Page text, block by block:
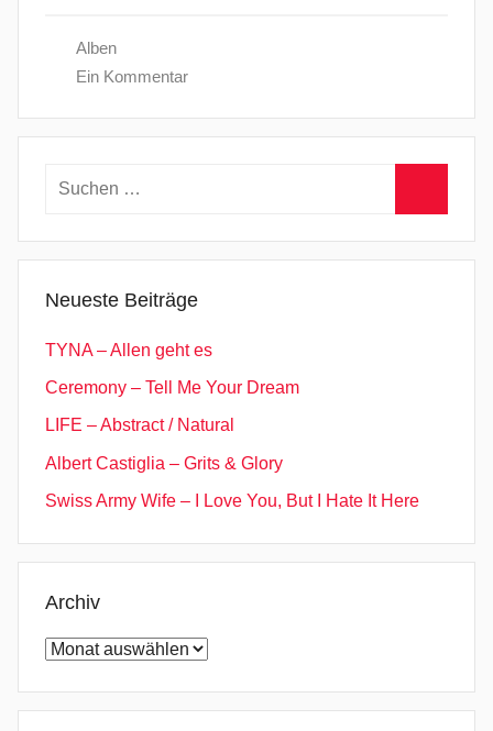
Alben
Ein Kommentar
Suchen
Neueste Beiträge
TYNA – Allen geht es
Ceremony – Tell Me Your Dream
LIFE – Abstract / Natural
Albert Castiglia – Grits & Glory
Swiss Army Wife – I Love You, But I Hate It Here
Archiv
Archiv